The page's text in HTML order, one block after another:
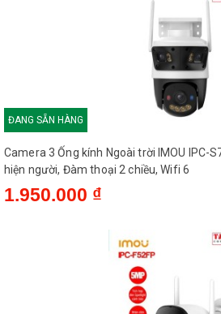
ĐANG SẴN HÀNG
Camera 3 Ống kính Ngoài trời IMOU IPC-
hiện người, Đàm thoại 2 chiều, Wifi 6
1.950.000 ₫